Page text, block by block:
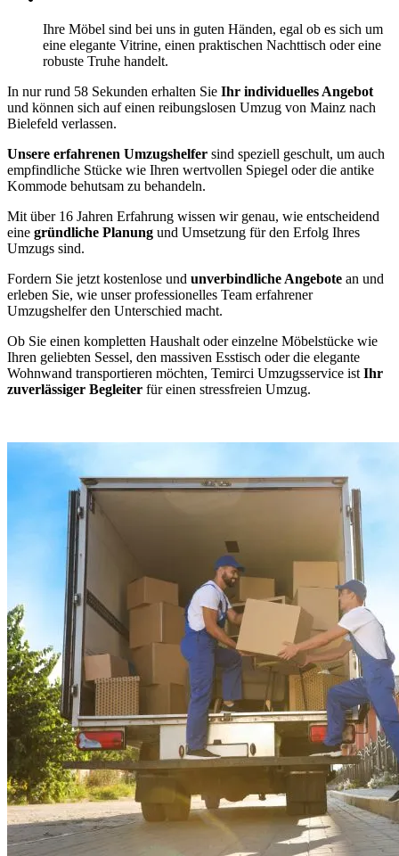
Ihre Möbel sind bei uns in guten Händen, egal ob es sich um
eine elegante Vitrine, einen praktischen Nachttisch oder eine
robuste Truhe handelt.
In nur rund 58 Sekunden erhalten Sie Ihr individuelles Angebot
und können sich auf einen reibungslosen Umzug von Mainz nach
Bielefeld verlassen.
Unsere erfahrenen Umzugshelfer sind speziell geschult, um auch
empfindliche Stücke wie Ihren wertvollen Spiegel oder die antike
Kommode behutsam zu behandeln.
Mit über 16 Jahren Erfahrung wissen wir genau, wie entscheidend
eine gründliche Planung und Umsetzung für den Erfolg Ihres
Umzugs sind.
Fordern Sie jetzt kostenlose und unverbindliche Angebote an und
erleben Sie, wie unser professionelles Team erfahrener
Umzugshelfer den Unterschied macht.
Ob Sie einen kompletten Haushalt oder einzelne Möbelstücke wie
Ihren geliebten Sessel, den massiven Esstisch oder die elegante
Wohnwand transportieren möchten, Temirci Umzugsservice ist Ihr
zuverlässiger Begleiter für einen stressfreien Umzug.